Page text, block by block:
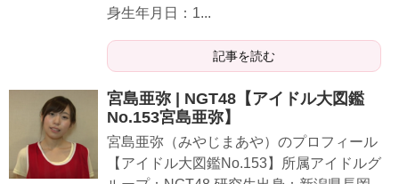
身生年月日：1...
記事を読む
宮島亜弥 | NGT48【アイドル大図鑑
No.153宮島亜弥】
宮島亜弥（みやじまあや）のプロフィール
【アイドル大図鑑No.153】所属アイドルグ